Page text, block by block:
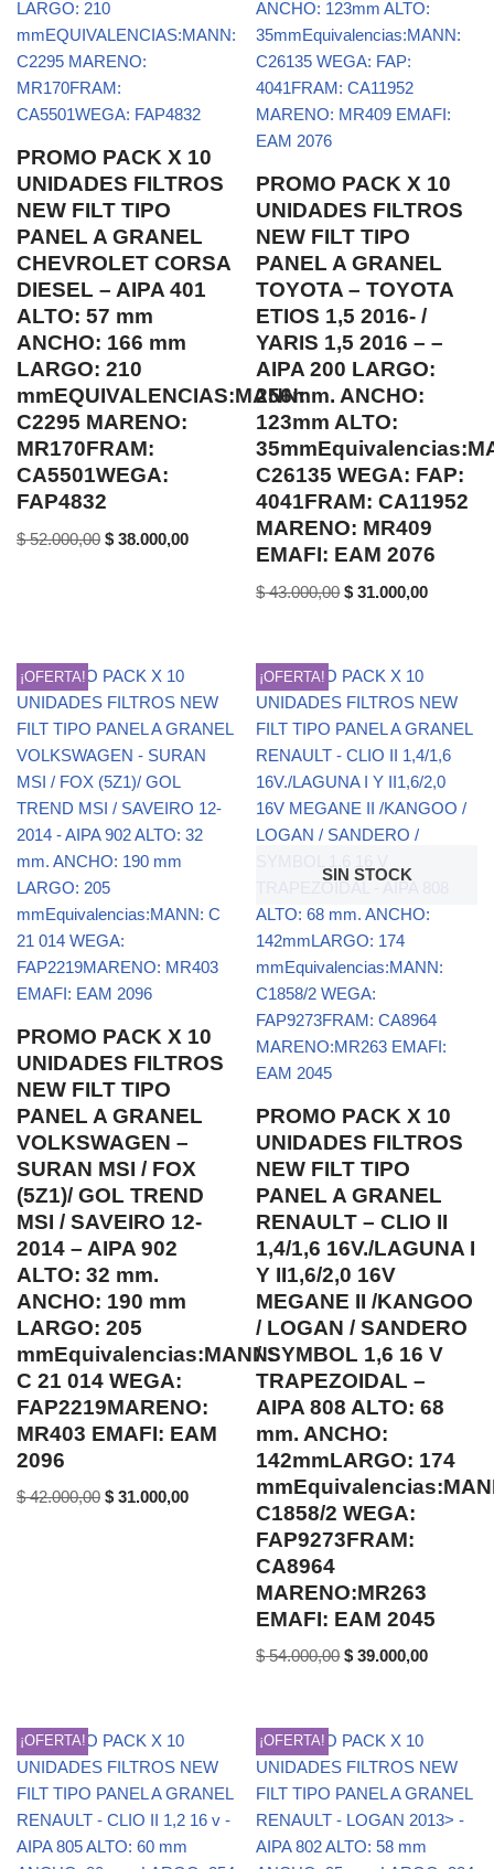
PROMO PACK X 10
UNIDADES FILTROS
NEW FILT TIPO
PANEL A GRANEL
CHEVROLET CORSA
DIESEL – AIPA 401
ALTO: 57 mm
ANCHO: 166 mm
LARGO: 210
mmEQUIVALENCIAS:MANN:
C2295 MARENO:
MR170FRAM:
CA5501WEGA:
FAP4832
$52.000,00 $ 38.000,00
PROMO PACK X 10
UNIDADES FILTROS
NEW FILT TIPO
PANEL A GRANEL
TOYOTA – TOYOTA
ETIOS 1,5 2016- /
YARIS 1,5 2016 – –
AIPA 200 LARGO:
256mm. ANCHO:
123mm ALTO:
C26135 WEGA: FAP:
4041FRAM: CA11952
MARENO: MR409
EMAFI: EAM 2076
$43.000,00 $ 31.000,00
¡OFERTA!
PROMO PACK X 10
UNIDADES FILTROS
NEW FILT TIPO
PANEL A GRANEL
VOLKSWAGEN –
SURAN MSI / FOX
(5Z1)/ GOL TREND
MSI / SAVEIRO 12-
2014 – AIPA 902
ALTO: 32 mm.
ANCHO: 190 mm
LARGO: 205
mmEquivalencias:MANN:
C 21 014 WEGA:
FAP2219MARENO:
MR403 EMAFI: EAM
2096
$42.000,00 $ 31.000,00
SIN STOCK
¡OFERTA!
PROMO PACK X 10
UNIDADES FILTROS
NEW FILT TIPO
PANEL A GRANEL
RENAULT – CLIO II
1,4/1,6 16V./LAGUNA I
Y II1,6/2,0 16V
MEGANE II /KANGOO
/ LOGAN / SANDERO
/ SYMBOL 1,6 16 V
TRAPEZOIDAL –
AIPA 808 ALTO: 68
mm. ANCHO:
142mmLARGO: 174
C1858/2 WEGA:
FAP9273FRAM:
CA8964
MARENO:MR263
EMAFI: EAM 2045
$54.000,00 $ 39.000,00
¡OFERTA! ¡OFERTA!